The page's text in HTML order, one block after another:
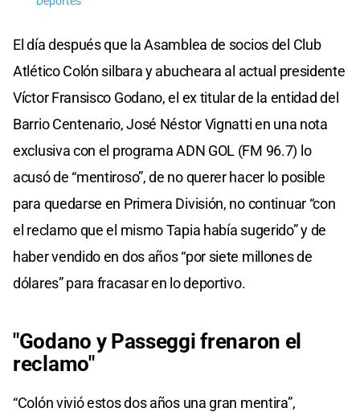
El día después que la Asamblea de socios del Club
Atlético Colón silbara y abucheara al actual presidente
Víctor Fransisco Godano, el ex titular de la entidad del
Barrio Centenario, José Néstor Vignatti en una nota
exclusiva con el programa ADN GOL (FM 96.7) lo
acusó de “mentiroso”, de no querer hacer lo posible
para quedarse en Primera División, no continuar “con
el reclamo que el mismo Tapia había sugerido” y de
haber vendido en dos años “por siete millones de
dólares” para fracasar en lo deportivo.
"Godano y Passeggi frenaron el
reclamo"
“Colón vivió estos dos años una gran mentira”,